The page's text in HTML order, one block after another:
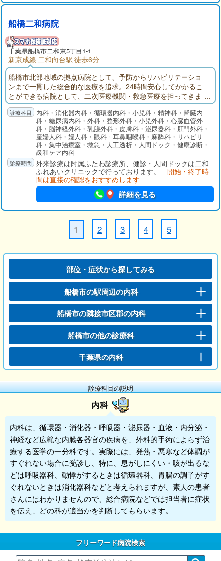
船橋二和病院
千葉県船橋市二和東5丁目1-1
新京成線 二和向台駅 徒歩6分
船橋市北部地域の拠点病院として、予防からリハビリテーショ
ンまで一貫した総合的な医療を追求。24時間安心してかかるこ
とができる病院として、二次医療機関・救急医療を担ってきま
した。船橋二和病院付属ふたわ診療所(主に外来部門)、ふれあい
クリニック（主に健診部門）、二和在宅介護支援センター、八
木が谷在宅介護支援センターでそれぞれ役割分担して連携を取
りながら、地域の皆様の健康を守ります。
内科・消化器内科・循環器内科・小児科・精神科・腎臓内
科・糖尿病内科・外科・整形外科・小児外科・心臓血管外
科・脳神経外科・乳腺外科・皮膚科・泌尿器科・肛門外科・
産婦人科・婦人科・眼科・耳鼻咽喉科・麻酔科・リハビリ
科・集中治療室・救急・人工透析・人間ドック・健康診断・
緩和ケア内科
外来診療は附属ふたわ診療所、健診・人間ドックは二和
ふれあいクリニックで行っております。 開始・終了時
間は直接の確認をおすすめします
詳細を見る
1 2 3 4 5
部位・症状から探してみる
船橋市の駅周辺の内科
船橋市の隣接市区郡の内科
船橋市の他の診療科
千葉県の内科
診療科目の説明
内科
内科は、循環器・消化器・呼吸器・泌尿器・血液・内分泌・
神経など広範な内臓各器官の疾病を、外科的手術によらず治
療する医学の一分科です。実際には、発熱・悪寒など体調が
すぐれない場合に受診し、特に、息がしにくい・咳が出るな
どは呼吸器科、動悸がするときは循環器科、胃腸の調子がす
ぐれないときは消化器科などと考えられますが、素人の患者
さんにはわかりませんので、総合病院などでは担当者に症状
を伝え、どの科が適当かを判断してもらいます。
フリーワード病院検索